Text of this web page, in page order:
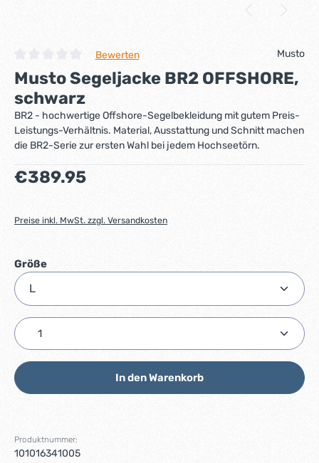
Durchschnittliche Bewertung von 0 von 5 Sternen
Bewerten Musto
Musto Segeljacke BR2 OFFSHORE,
schwarz
BR2 - hochwertige Offshore-Segelbekleidung mit gutem Preis-
Leistungs-Verhältnis. Material, Ausstattung und Schnitt machen
die BR2-Serie zur ersten Wahl bei jedem Hochseetörn.
Regulärer Preis:
€389.95
Preise inkl. MwSt. zzgl. Versandkosten
Größeauswählen
Produkt Anzahl: Gib den gewünschten Wert ein
In den Warenkorb
Produktnummer:
101016341005